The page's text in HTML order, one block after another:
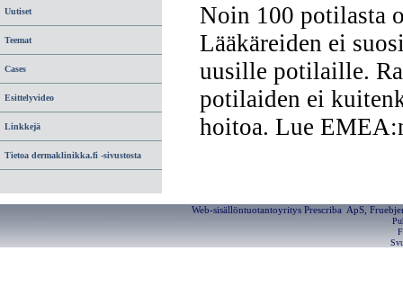
Uutiset
Teemat
Cases
Esittelyvideo
Linkkejä
Tietoa dermaklinikka.fi -sivustosta
Noin 100 potilasta
Lääkäreiden ei
uusille potilaille.
potilaiden ei
hoitoa. Lue
Web-sisällöntuotantoyritys Prescriba ApS,